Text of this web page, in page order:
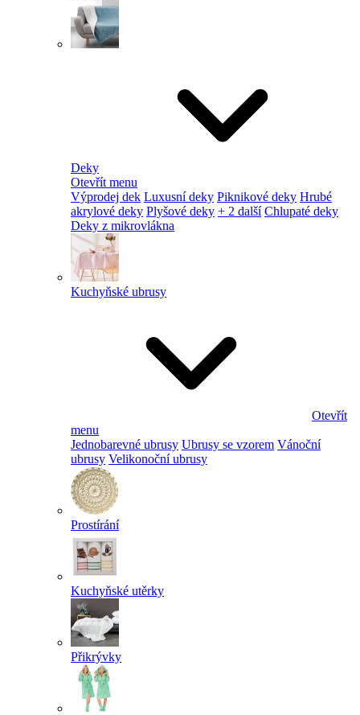
Deky
Otevřít menu
Výprodej dek Luxusní deky Piknikové deky Hrubé
akrylové deky Plyšové deky + 2 další Chlupaté deky
Deky z mikrovlákna
Kuchyňské ubrusy
Otevřít
menu
Jednobarevné ubrusy Ubrusy se vzorem Vánoční
ubrusy Velikonoční ubrusy
Prostírání
Kuchyňské utěrky
Přikrývky